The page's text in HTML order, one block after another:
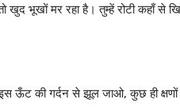
खुद भूखों मर रहा है। तुम्हें रोटी कहाँ से
ऊँट की गर्दन से झूल जाओ, कुछ ही क्षणों